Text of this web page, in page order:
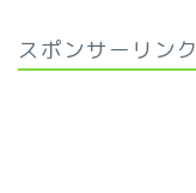
スポンサーリンク